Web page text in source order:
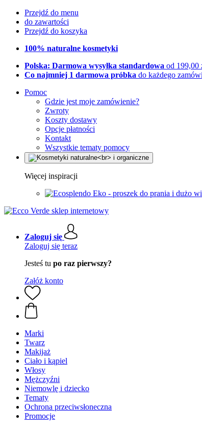
Przejdź do menu
do zawartości
Przejdź do koszyka
100% naturalne kosmetyki
Polska: Darmowa wysyłka standardowa od 199,00
Co najmniej 1 darmowa próbka do każdego
Pomoc
Gdzie jest moje zamówienie?
Zwroty
Koszty dostawy
Opcje płatności
Kontakt
Wszystkie tematy pomocy
Więcej inspiracji
Eko - proszek do prania i dużo
Zaloguj się
Zaloguj się teraz
Jesteś tu po raz pierwszy?
Załóż konto
Marki
Twarz
Makijaż
Ciało i kąpiel
Włosy
Mężczyźni
Niemowlę i dziecko
Tematy
Ochrona przeciwsłoneczna
Promocje